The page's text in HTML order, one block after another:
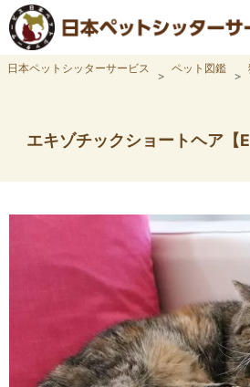
日本ペットシッターサービス ペット図鑑
エキゾチックショートヘア【